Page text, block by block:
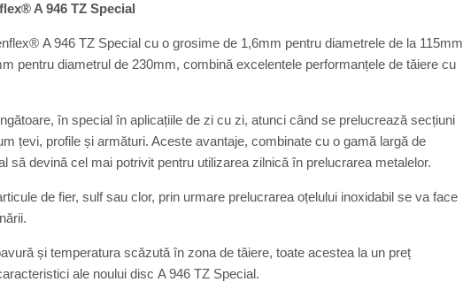
A 946 TZ Special
A 946 TZ Special cu o grosime de 1,6mm pentru diametrele de la 115mm
pentru diametrul de 230mm, combină excelentele performanțele de tăiere cu
în special în aplicațiile de zi cu zi, atunci când se prelucrează secțiuni
țevi, profile și armături. Aceste avantaje, combinate cu o gamă largă de
să devină cel mai potrivit pentru utilizarea zilnică în prelucrarea metalelor.
de fier, sulf sau clor, prin urmare prelucrarea oțelului inoxidabil se va face
și temperatura scăzută în zona de tăiere, toate acestea la un preț
ale noului disc A 946 TZ Special.